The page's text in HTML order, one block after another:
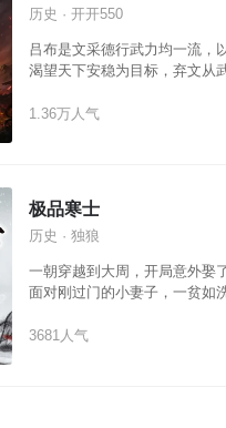
历史 · 开开550
吕布是文采德行武力均一流，
渴望天下安稳为目标，弃文从
巾、杀董卓，与曹操、刘备、
1.36万人气
极品寒士
历史 · 独狼
一朝穿越到大周，开局意外娶
面对刚过门的小妻子，一贫如
人生巅峰！
3681人气